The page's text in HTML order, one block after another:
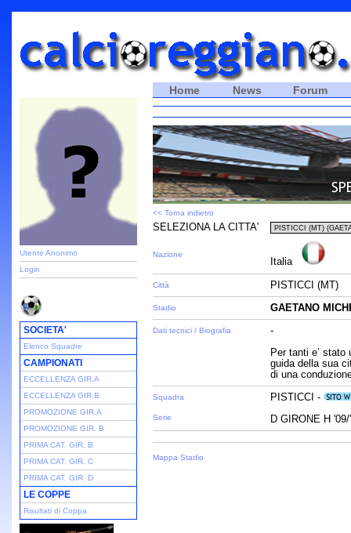
Utente Anonimo
Login
SOCIETA'
Elenco Squadre
CAMPIONATI
ECCELLENZA GIR.A
ECCELLENZA GIR.B
PROMOZIONE GIR.A
PROMOZIONE GIR. B
PRIMA CAT. GIR. B
PRIMA CAT. GIR. C
PRIMA CAT. GIR. D
LE COPPE
Risultati di Coppa
Home News Forum
<< Torna indietro
SELEZIONA LA CITTA'
Nazione
Italia
Città PISTICCI (MT)
Stadio GAETANO
Dati tecnici / Biografia
-
Per tanti e’
guida della sua
di una
Squadra
Serie
PISTICCI -
D GIRONE H '09/
Mappa Stadio